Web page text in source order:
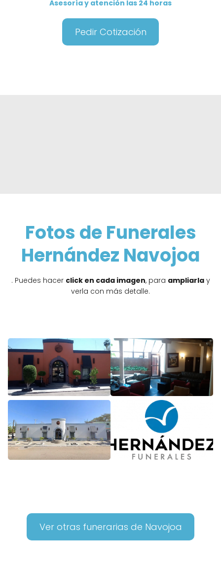
Asesoría y atención las 24 horas
Pedir Cotización
Fotos de Funerales
Hernández Navojoa
. Puedes hacer click en cada imagen, para ampliarlay
verla con más detalle.
Ver otras funerarias de Navojoa